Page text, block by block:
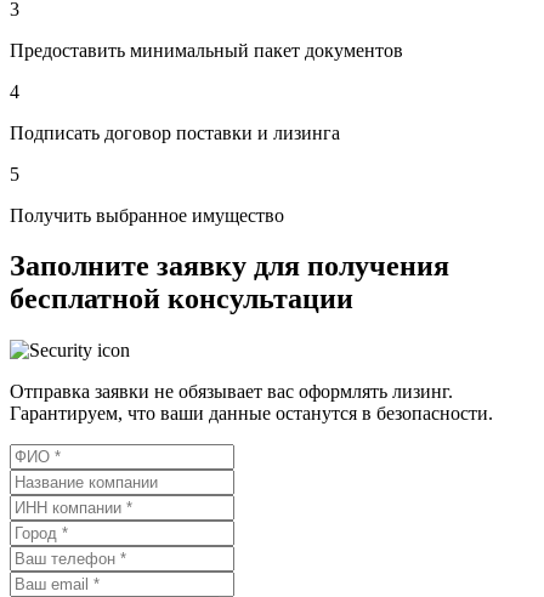
3
Предоставить минимальный пакет документов
4
Подписать договор поставки и лизинга
5
Получить выбранное имущество
Заполните заявку для получения
бесплатной консультации
Отправка заявки не обязывает вас оформлять лизинг.
Гарантируем, что ваши данные останутся в безопасности.